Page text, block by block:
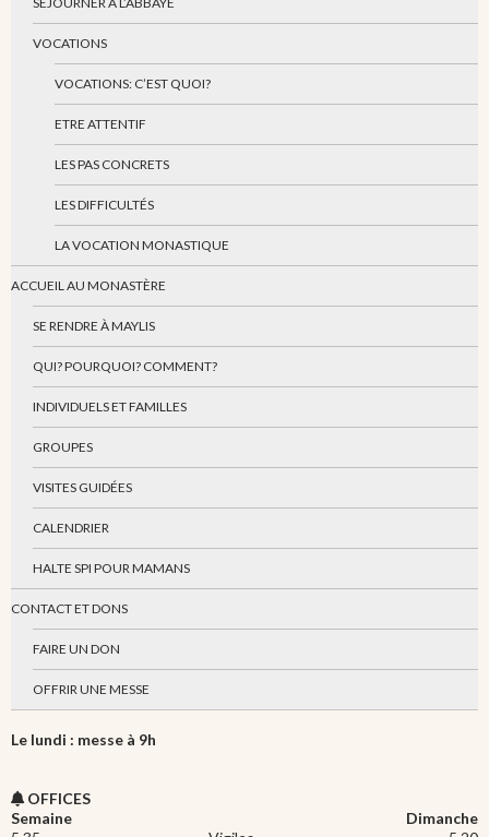
VOCATIONS
VOCATIONS: C’EST QUOI?
ETRE ATTENTIF
LES PAS CONCRETS
LES DIFFICULTÉS
LA VOCATION MONASTIQUE
ACCUEIL AU MONASTÈRE
SE RENDRE À MAYLIS
QUI? POURQUOI? COMMENT?
INDIVIDUELS ET FAMILLES
GROUPES
VISITES GUIDÉES
CALENDRIER
HALTE SPI POUR MAMANS
CONTACT ET DONS
FAIRE UN DON
OFFRIR UNE MESSE
Le lundi : messe à 9h
OFFICES
Semaine
Dimanche